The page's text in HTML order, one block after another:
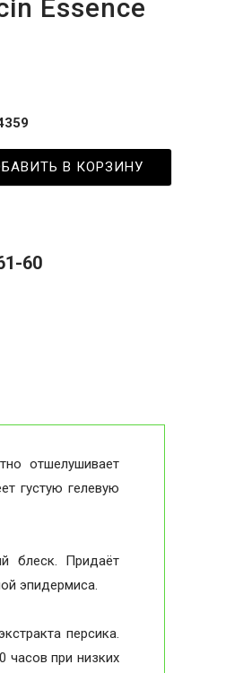
Essence
В КОРЗИНУ
60
отшелушивает
густую гелевую
блеск. Придаёт
эпидермиса.
персика.
часов при низких